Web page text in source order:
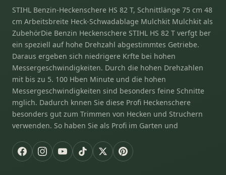
STIHL Benzin-Heckenschere HS 82 T, Schnittlänge 75 cm 48
cm Arbeitsbreite Heck-Schwadablage Mulchkit Mulchkit als
ZubehörDie Benzin Heckenschere STIHL HS 82 T verfgt ber
ein speziell auf hohe Drehzahl abgestimmtes Getriebe.
Daraus ergeben sich niedrigere Krfte bei hohen
Messergeschwindigkeiten. Durch die hohen Drehzahlen
mit bis zu 5. 100 Hben Minute und die hohen
Messergeschwindigkeiten sind besonders feine Schnitte
mglich. Dadurch knnen Sie diese Profi Heckenschere
besonders gut zum Trimmen von Hecken und Struchern
verwenden. So haben Sie als Profi im Garten und